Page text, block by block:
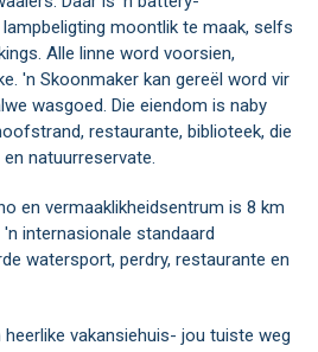
moontlik te maak, selfs
Alle linne word voorsien,
'n Skoonmaker kan gereël word vir
wasgoed. Die eiendom is naby
restaurante, biblioteek, die
natuurreservate.
en vermaaklikheidsentrum is 8 km
internasionale standaard
watersport, perdry, restaurante en
vakansiehuis- jou tuiste weg